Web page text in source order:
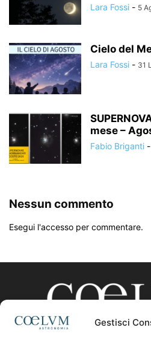
Gestisci
Lara Fossi - 5
Cielo del
Lara Fossi - 31
mese –
Fabio Briganti -
Nessun commento
Esegui l'accesso per commentare.